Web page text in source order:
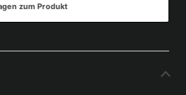
zum Produkt